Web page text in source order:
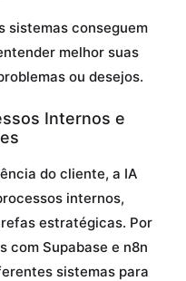
sistemas conseguem
melhor suas
ou desejos.
Internos e
do cliente, a IA
internos,
estratégicas. Por
com Supabase e n8n
sistemas para